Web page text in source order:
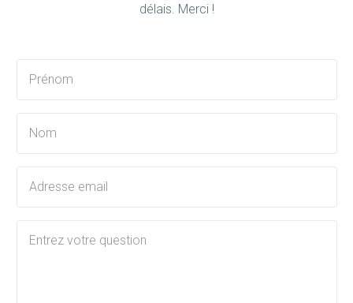
délais. Merci !